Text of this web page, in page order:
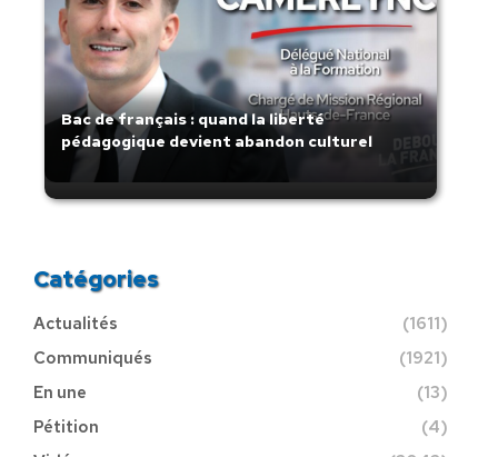
Bac de français : quand la liberté
pédagogique devient abandon culturel
Catégories
Actualités
(1611)
Communiqués
(1921)
En une
(13)
Pétition
(4)